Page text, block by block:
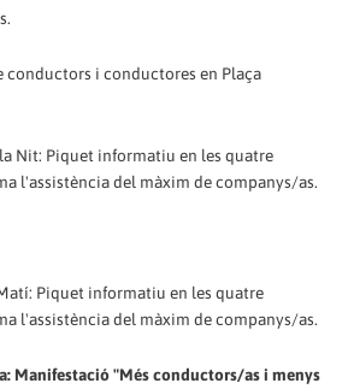
conductors i conductores en Plaça
la Nit: Piquet informatiu en les quatre
l'assistència del màxim de companys/as.
Piquet informatiu en les quatre
l'assistència del màxim de companys/as.
Manifestació "Més conductors/as i menys